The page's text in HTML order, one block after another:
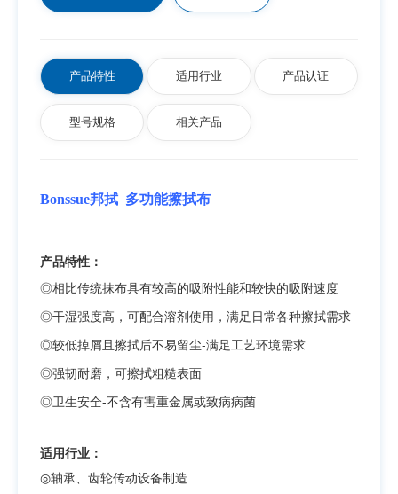
产品特性 适用行业 产品认证
型号规格 相关产品
Bonssue邦拭 多功能擦拭布
产品特性：
◎相比传统抹布具有较高的吸附性能和较快的吸附速度
◎干湿强度高，可配合溶剂使用，满足日常各种擦拭需求
◎较低掉屑且擦拭后不易留尘-满足工艺环境需求
◎强韧耐磨，可擦拭粗糙表面
◎卫生安全-不含有害重金属或致病病菌
适用行业：
◎轴承、齿轮传动设备制造